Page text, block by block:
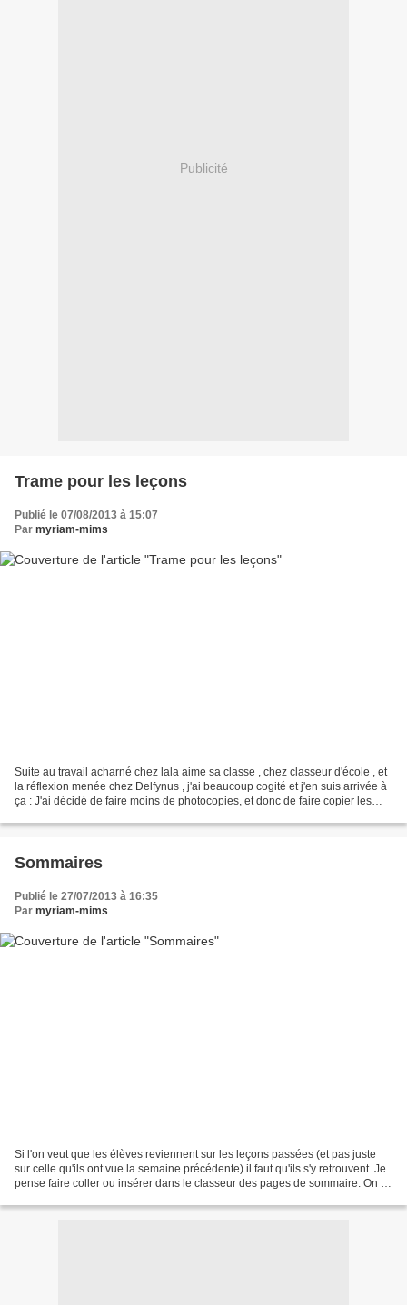
Publicité
Trame pour les leçons
Publié le 07/08/2013 à 15:07
Par myriam-mims
Suite au travail acharné chez lala aime sa classe , chez classeur d'école , et
la réflexion menée chez Delfynus , j'ai beaucoup cogité et j'en suis arrivée à
ça : J'ai décidé de faire moins de photocopies, et donc de faire copier les
Sommaires
Publié le 27/07/2013 à 16:35
Par myriam-mims
Si l'on veut que les élèves reviennent sur les leçons passées (et pas juste
sur celle qu'ils ont vue la semaine précédente) il faut qu'ils s'y retrouvent. Je
pense faire coller ou insérer dans le classeur des pages de sommaire. On y